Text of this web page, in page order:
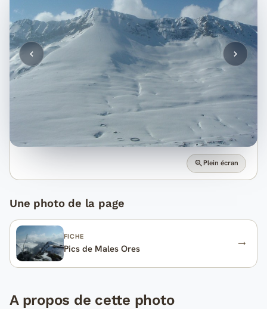
Plein écran
Une photo de la page
FICHE
Pics de Males Ores
A propos de cette photo